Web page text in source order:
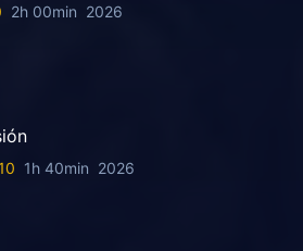
2h 00min 2026
1h 40min 2026